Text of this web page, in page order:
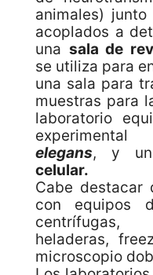
animales)
acoplados a
una sala de
se utiliza para
una sala para
muestras para
laboratorio
elegans, y un
celular.
Cabe destacar
con equipos
heladeras,
microscopio